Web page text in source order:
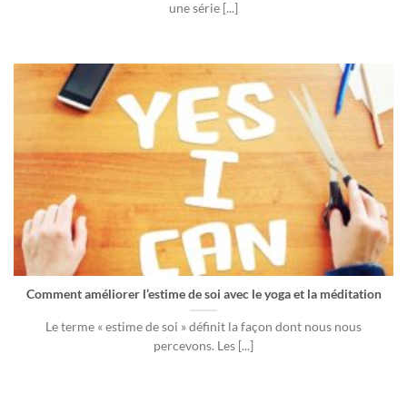
une série [...]
Comment améliorer l’estime de soi avec le yoga et la méditation
Le terme « estime de soi » définit la façon dont nous nous
percevons. Les [...]